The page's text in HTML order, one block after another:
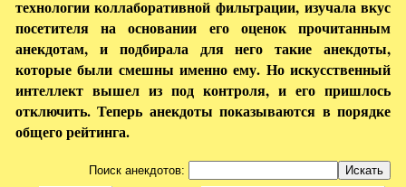
технологии коллаборативной фильтрации, изучала вкус
посетителя на основании его оценок прочитанным
анекдотам, и подбирала для него такие анекдоты,
которые были смешны именно ему. Но искусственный
интеллект вышел из под контроля, и его пришлось
отключить. Теперь анекдоты показываются в порядке
общего рейтинга.
Поиск анекдотов: